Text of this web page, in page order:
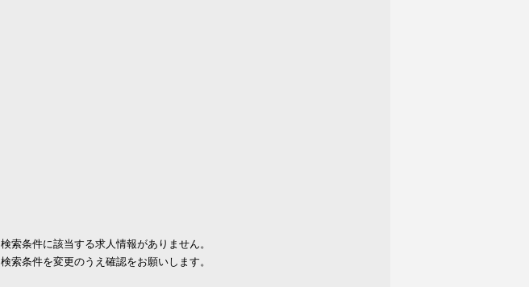
検索条件に該当する求人情報がありません。
検索条件を変更のうえ確認をお願いします。